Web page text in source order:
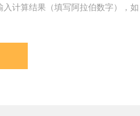
入计算结果（填写阿拉伯数字），